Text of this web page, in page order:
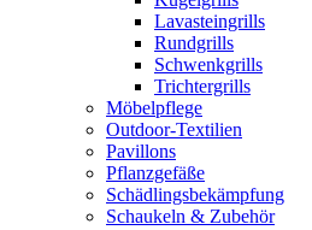
Lavasteingrills
Rundgrills
Schwenkgrills
Trichtergrills
Möbelpflege
Outdoor-Textilien
Pavillons
Pflanzgefäße
Schädlingsbekämpfung
Schaukeln & Zubehör